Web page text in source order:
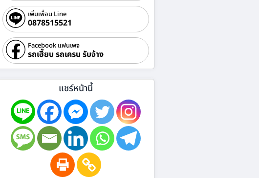
เพิ่มเพื่อน Line
0878515521
Facebook แฟนเพจ
รถเฮี๊ยบ รถเครน รับจ้าง
แชร์หน้านี้